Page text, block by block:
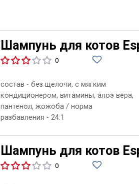
Шампунь для котов
0
состав - без щелочи, с мягким
кондиционером, витамины, алоэ вера,
пантенол, жожоба / норма
разбавления - 24:1
Шампунь для котов
0